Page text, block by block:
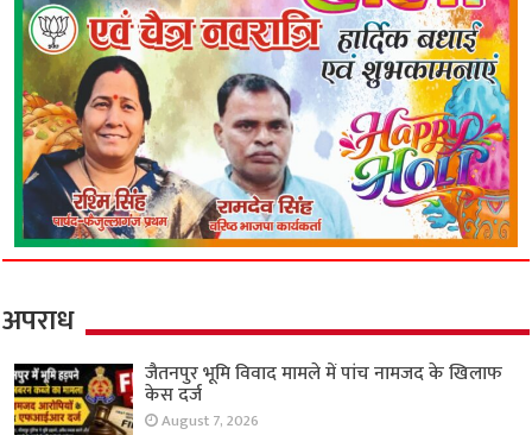
अपराध
जैतनपुर भूमि विवाद मामले में पांच नामजद के खिलाफ
केस दर्ज
August 7, 2026